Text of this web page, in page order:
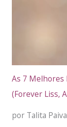
As 7 Melhores
(Forever Liss,
por Talita Paiva